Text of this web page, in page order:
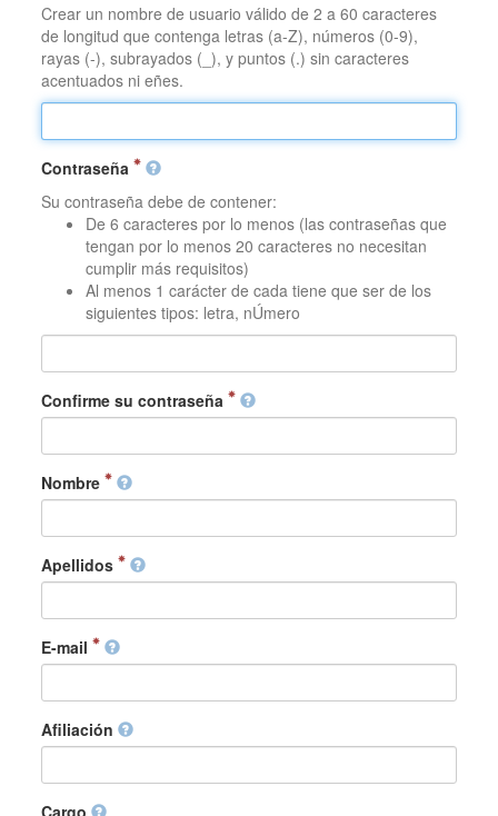
Crear un nombre de usuario válido de 2 a 60 caracteres
de longitud que contenga letras (a-Z), números (0-9),
rayas (-), subrayados (_), y puntos (.) sin caracteres
acentuados ni eñes.
Contraseña
Su contraseña debe de contener:
De 6 caracteres por lo menos (las contraseñas que
tengan por lo menos 20 caracteres no necesitan
cumplir más requisitos)
Al menos 1 carácter de cada tiene que ser de los
siguientes tipos: letra, nÚmero
Confirme su contraseña
Nombre
Apellidos
E-mail
Afiliación
Cargo